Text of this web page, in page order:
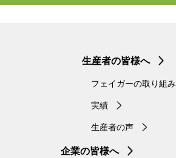
生産者の皆様へ
フェイガーの取り組み
実績
生産者の声
企業の皆様へ